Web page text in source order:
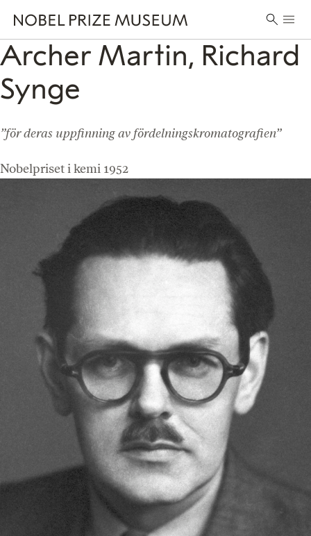
Skip
to
header
Skip
to
main
content
Skip
to
footer
Sök
efter:
Archer Martin, Richard
Synge
”för deras uppfinning av fördelningskromatografien”
Nobelpriset i kemi 1952